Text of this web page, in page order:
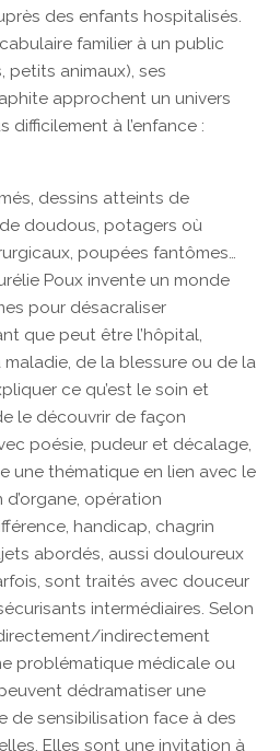
des enfants hospitalisés.
familier à un public
petits animaux), ses
approchent un univers
difficilement à l’enfance :
dessins atteints de
doudous, potagers où
poupées fantômes…
Poux invente un monde
pour désacraliser
que peut être l’hôpital,
maladie, de la blessure ou de la
ce qu’est le soin et
le découvrir de façon
poésie, pudeur et décalage,
une thématique en lien avec le
opération
handicap, chagrin
abordés, aussi douloureux
sont traités avec douceur
intermédiaires. Selon
indirectement
problématique médicale ou
dédramatiser une
de sensibilisation face à des
Elles sont une invitation à